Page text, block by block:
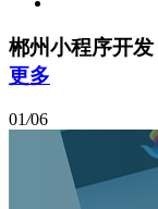
郴州小程序开发
更多
01/06